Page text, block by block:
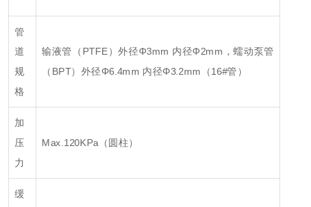
管
道
规
格
输液管（PTFE）外径Φ3mm 内径Φ2mm，蠕动泵管
（BPT）外径Φ6.4mm 内径Φ3.2mm（16#管）
加
压
力
Max.120KPa（圆柱）
缓